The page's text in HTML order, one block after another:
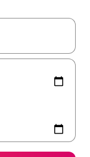
pregledati